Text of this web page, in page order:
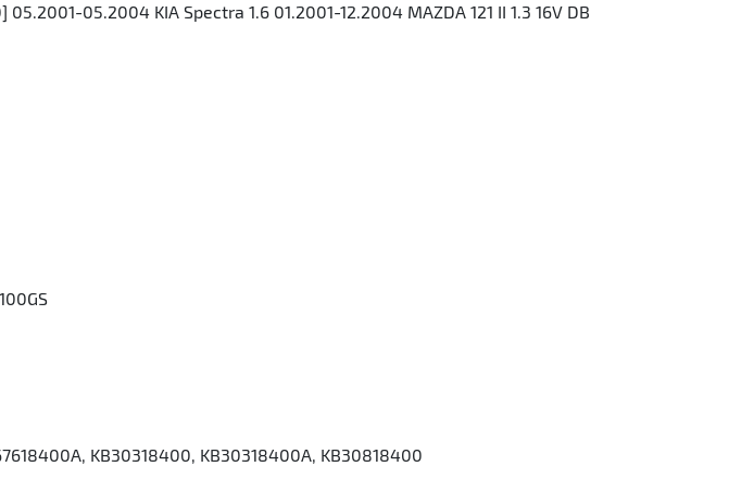
05.2004 KIA Spectra 1.6 01.2001-12.2004 MAZDA 121 II 1.3 16V DB
KB30318400, KB30318400A, KB30818400